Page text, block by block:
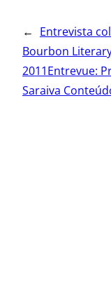
← Entrevista
Bourbon
2011Entrevue:
Saraiva